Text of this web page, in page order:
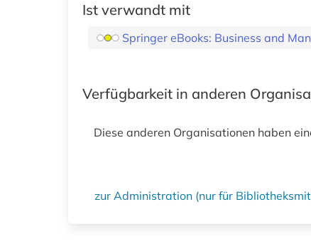
Ist verwandt mit
Springer eBooks: Business and
Verfügbarkeit in anderen
Diese anderen Organisationen haben
zur Administration (nur für